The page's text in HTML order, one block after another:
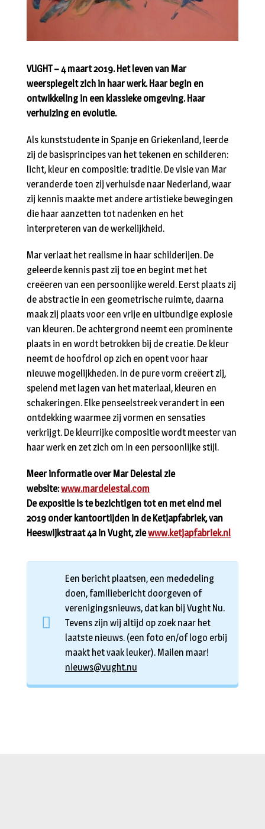
VUGHT – 4 maart 2019. Het leven van Mar
weerspiegelt zich in haar werk. Haar begin en
ontwikkeling in een klassieke omgeving. Haar
verhuizing en evolutie.
Als kunststudente in Spanje en Griekenland, leerde
zij de basisprincipes van het tekenen en schilderen:
licht, kleur en compositie: traditie. De visie van Mar
veranderde toen zij verhuisde naar Nederland, waar
zij kennis maakte met andere artistieke bewegingen
die haar aanzetten tot nadenken en het
interpreteren van de werkelijkheid.
Mar verlaat het realisme in haar schilderijen. De
geleerde kennis past zij toe en begint met het
creëeren van een persoonlijke wereld. Eerst plaats zij
de abstractie in een geometrische ruimte, daarna
maak zij plaats voor een vrije en uitbundige explosie
van kleuren. De achtergrond neemt een prominente
plaats in en wordt betrokken bij de creatie. De kleur
neemt de hoofdrol op zich en opent voor haar
nieuwe mogelijkheden. In de pure vorm creëert zij,
spelend met lagen van het materiaal, kleuren en
schakeringen. Elke penseelstreek verandert in een
ontdekking waarmee zij vormen en sensaties
verkrijgt. De kleurrijke compositie wordt meester van
haar werk en zet zich om in een persoonlijke stijl.
Meer informatie over Mar Delestal zie
website:www.mardelestal.com
De expositie is te bezichtigen tot en met eind mei
2019 onder kantoortijden in de Ketjapfabriek, van
Heeswijkstraat 4a in Vught, ziewww.ketjapfabriek.nl
Een bericht plaatsen, een mededeling
doen, familiebericht doorgeven of
verenigingsnieuws, dat kan bij Vught Nu.
Tevens zijn wij altijd op zoek naar het
laatste nieuws. (een foto en/of logo erbij
maakt het vaak leuker). Mailen maar!
nieuws@vught.nu